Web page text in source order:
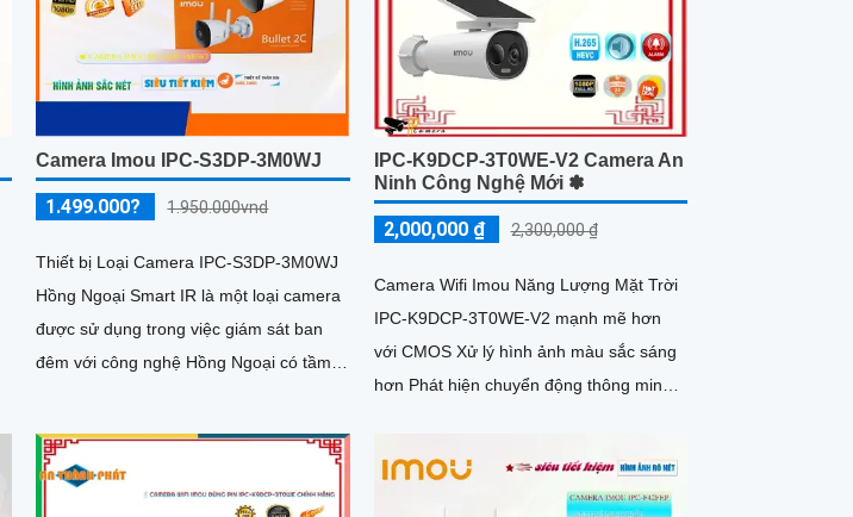
Camera Imou IPC-S3DP-3M0WJ
1.499.000? 1.950.000vnd
Thiết bị Loại Camera IPC-S3DP-3M0WJ
Hồng Ngoại Smart IR là một loại camera
được sử dụng trong việc giám sát ban
đêm với công nghệ Hồng Ngoại có tầm
IPC-K9DCP-3T0WE-V2 Camera An
Ninh Công Nghệ Mới ✽
2,000,000 ₫ 2,300,000 ₫
Camera Wifi Imou Năng Lượng Mặt Trời
IPC-K9DCP-3T0WE-V2 mạnh mẽ hơn
với CMOS Xử lý hình ảnh màu sắc sáng
hơn Phát hiện chuyển động thông minh,